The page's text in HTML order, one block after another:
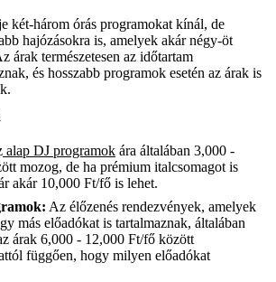
két-három órás programokat kínál, de
hajózásokra is, amelyek akár négy-öt
árak természetesen az időtartam
és hosszabb programok esetén az árak is
alap DJ programok ára általában 3,000 -
mozog, de ha prémium italcsomagot is
akár 10,000 Ft/fő is lehet.
Az élőzenés rendezvények, amelyek
más előadókat is tartalmaznak, általában
árak 6,000 - 12,000 Ft/fő között
függően, hogy milyen előadókat